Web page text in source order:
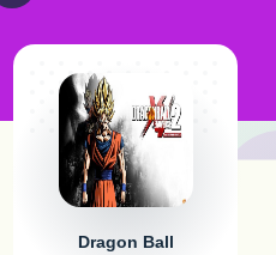
Select a category
Dragon Ball